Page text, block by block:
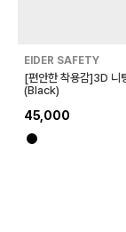
EIDER SAFETY
[편안한 착용감]3D 니
(Black)
45,000